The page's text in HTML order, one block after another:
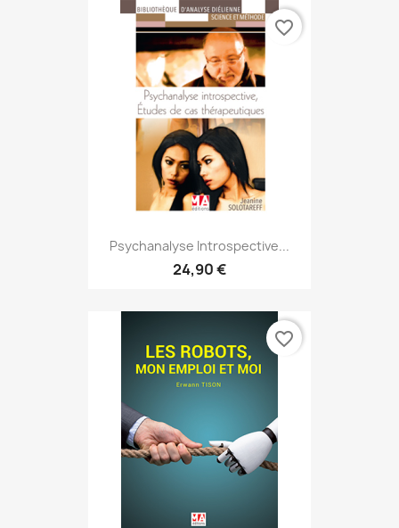
Psychanalyse Introspective...
24,90 €
favorite_border
favorite_border